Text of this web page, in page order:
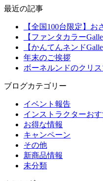
最近の記事
【全国100台限定】
【ファンタカラー
【かんてんネンド
年末のご挨拶
ボーネルンドのクリス
ブログカテゴリー
イベント報告
インストラクターお
お得な情報
キャンペーン
その他
新商品情報
未分類